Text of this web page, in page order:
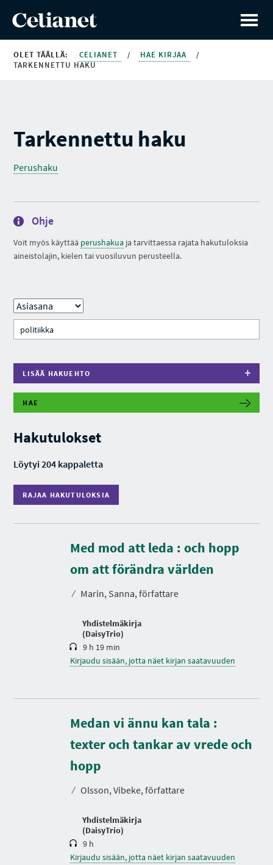
OLET TÄÄLLÄ: CELIANET / HAE KIRJAA
/
TARKENNETTU HAKU
Tarkennettu haku
Perushaku
Ohje
Voit myös käyttää perushakua ja tarvittaessa rajata hakutuloksia
aineistolajin, kielen tai vuosiluvun perusteella.
LISÄÄ HAKUEHTO
HAE
Hakutulokset
Löytyi 204 kappaletta
RAJAA HAKUTULOKSIA
R
A
A
U
T
U
O
Med mod att leda : och hopp
om att förändra världen
⁄ Marin, Sanna, författare
Yhdistelmäkirja
(DaisyTrio)
K
e
s
o
9 h 19 min
Kirjaudu sisään, jotta näet kirjan saatavuuden
Medan vi ännu kan tala :
texter och tankar av vrede och
hopp
⁄ Olsson, Vibeke, författare
Yhdistelmäkirja
(DaisyTrio)
K
e
s
o
9 h
Kirjaudu sisään, jotta näet kirjan saatavuuden